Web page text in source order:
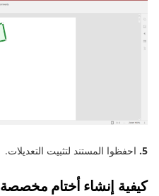
5. احفظوا المستند لتثبيت التعديلات.
كيفية إنشاء أختام مخصصة